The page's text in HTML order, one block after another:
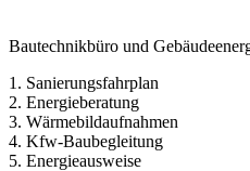
Bautechnikbüro und
1. Sanierungsfahrplan
2. Energieberatung
3. Wärmebildaufnahmen
4. Kfw-Baubegleitung
5. Energieausweise